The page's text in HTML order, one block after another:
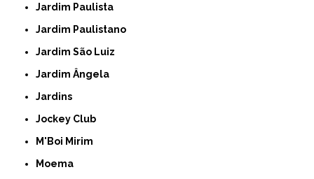
Jardim Paulista
Jardim Paulistano
Jardim São Luiz
Jardim Ângela
Jardins
Jockey Club
M'Boi Mirim
Moema